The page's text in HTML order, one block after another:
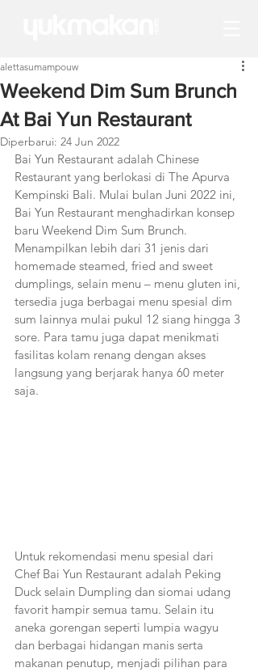
Weekend Dim Sum Brunch
At Bai Yun Restaurant
alettasumampouw
Diperbarui: 24 Jun 2022
Bai Yun Restaurant adalah Chinese
Restaurant yang berlokasi di The Apurva
Kempinski Bali. Mulai bulan Juni 2022 ini,
Bai Yun Restaurant menghadirkan konsep
baru Weekend Dim Sum Brunch.
Menampilkan lebih dari 31 jenis dari
homemade steamed, fried and sweet
dumplings, selain menu – menu gluten ini,
tersedia juga berbagai menu spesial dim
sum lainnya mulai pukul 12 siang hingga 3
sore. Para tamu juga dapat menikmati
fasilitas kolam renang dengan akses
langsung yang berjarak hanya 60 meter
saja.
Untuk rekomendasi menu spesial dari
Chef Bai Yun Restaurant adalah Peking
Duck selain Dumpling dan siomai udang
favorit hampir semua tamu. Selain itu
aneka gorengan seperti lumpia wagyu
dan berbagai hidangan manis serta
makanan penutup, menjadi pilihan para